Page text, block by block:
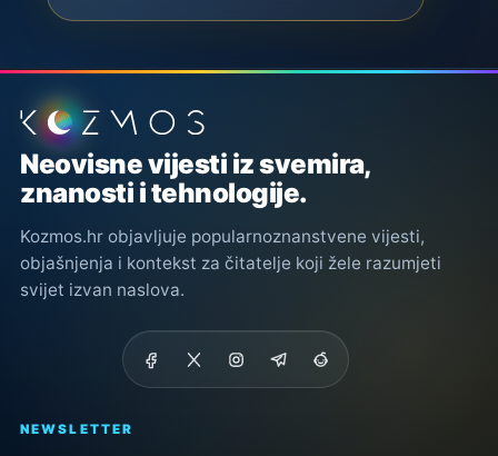
Podnožje stranice
Neovisne vijesti iz svemira,
znanosti i tehnologije.
Kozmos.hr objavljuje popularnoznanstvene vijesti,
objašnjenja i kontekst za čitatelje koji žele razumjeti
svijet izvan naslova.
NEWSLETTER